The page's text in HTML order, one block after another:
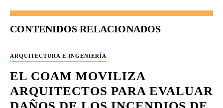
CONTENIDOS RELACIONADOS
ARQUITECTURA E INGENIERÍA
EL COAM MOVILIZA
ARQUITECTOS PARA EVALUAR